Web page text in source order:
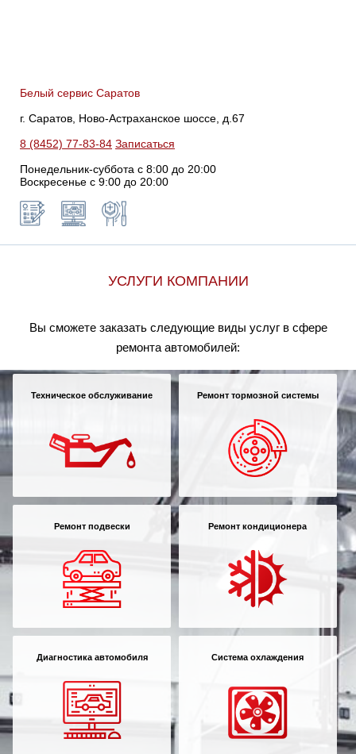
Белый сервис Саратов
г. Саратов, Ново-Астраханское шоссе, д.67
8 (8452) 77-83-84 Записаться
Понедельник-суббота с 8:00 до 20:00
Воскресенье с 9:00 до 20:00
УСЛУГИ КОМПАНИИ
Вы сможете заказать следующие виды услуг в сфере
ремонта автомобилей:
Техническое обслуживание Ремонт тормозной системы
Ремонт подвески Ремонт кондиционера
Диагностика автомобиля Система охлаждения